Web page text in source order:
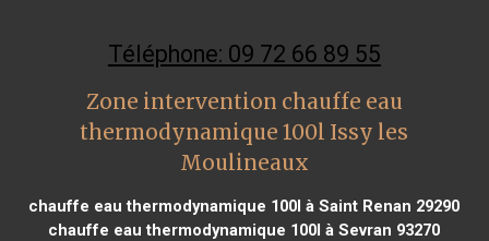
Téléphone: 09 72 66 89 55
Zone intervention chauffe eau
thermodynamique 100l Issy les
Moulineaux
chauffe eau thermodynamique 100l à Saint Renan 29290
chauffe eau thermodynamique 100l à Sevran 93270